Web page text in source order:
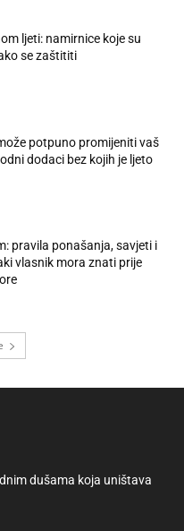
ljeti: namirnice koje su
se zaštititi
potpuno promijeniti vaš
dodaci bez kojih je ljeto
pravila ponašanja, savjeti i
vlasnik mora znati prije
dušama koja uništava